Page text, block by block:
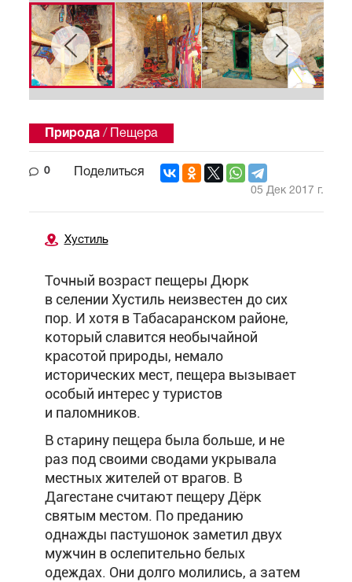
Природа / Пещера
0 Поделиться
05 Дек 2017 г.
Хустиль
Точный возраст пещеры Дюрк
в селении Хустиль неизвестен до сих
пор. И хотя в Табасаранском районе,
который славится необычайной
красотой природы, немало
исторических мест, пещера вызывает
особый интерес у туристов
и паломников.
В старину пещера была больше, и не
раз под своими сводами укрывала
местных жителей от врагов. В
Дагестане считают пещеру Дёрк
святым местом. По преданию
однажды пастушонок заметил двух
мужчин в ослепительно белых
одеждах. Они долго молились, а затем